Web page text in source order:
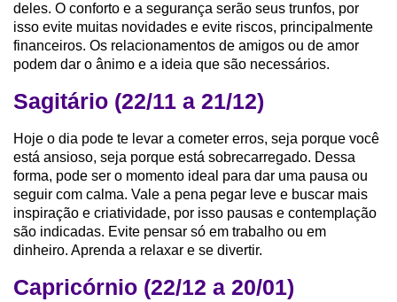
deles. O conforto e a segurança serão seus trunfos, por
isso evite muitas novidades e evite riscos, principalmente
financeiros. Os relacionamentos de amigos ou de amor
podem dar o ânimo e a ideia que são necessários.
Sagitário (22/11 a 21/12)
Hoje o dia pode te levar a cometer erros, seja porque você
está ansioso, seja porque está sobrecarregado. Dessa
forma, pode ser o momento ideal para dar uma pausa ou
seguir com calma. Vale a pena pegar leve e buscar mais
inspiração e criatividade, por isso pausas e contemplação
são indicadas. Evite pensar só em trabalho ou em
dinheiro. Aprenda a relaxar e se divertir.
Capricórnio (22/12 a 20/01)